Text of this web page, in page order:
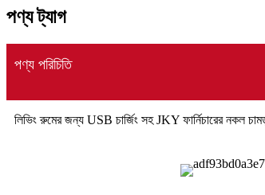
পণ্য ট্যাগ
পণ্য পরিচিতি
লিভিং রুমের জন্য USB চার্জিং সহ JKY ফার্নিচারের নকল